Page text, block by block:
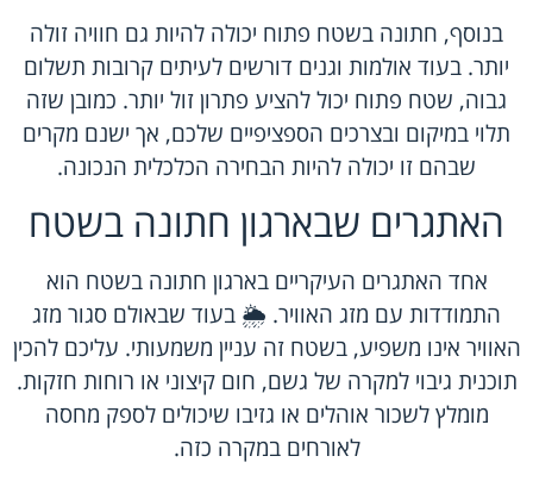
בנוסף, חתונה בשטח פתוח יכולה להיות גם חוויה זולה
יותר. בעוד אולמות וגנים דורשים לעיתים קרובות תשלום
גבוה, שטח פתוח יכול להציע פתרון זול יותר. כמובן שזה
תלוי במיקום ובצרכים הספציפיים שלכם, אך ישנם מקרים
שבהם זו יכולה להיות הבחירה הכלכלית הנכונה.
האתגרים שבארגון חתונה בשטח
אחד האתגרים העיקריים בארגון חתונה בשטח הוא
התמודדות עם מזג האוויר. 🌦️ בעוד שבאולם סגור מזג
האוויר אינו משפיע, בשטח זה עניין משמעותי. עליכם להכין
תוכנית גיבוי למקרה של גשם, חום קיצוני או רוחות חזקות.
מומלץ לשכור אוהלים או גזיבו שיכולים לספק מחסה
לאורחים במקרה כזה.